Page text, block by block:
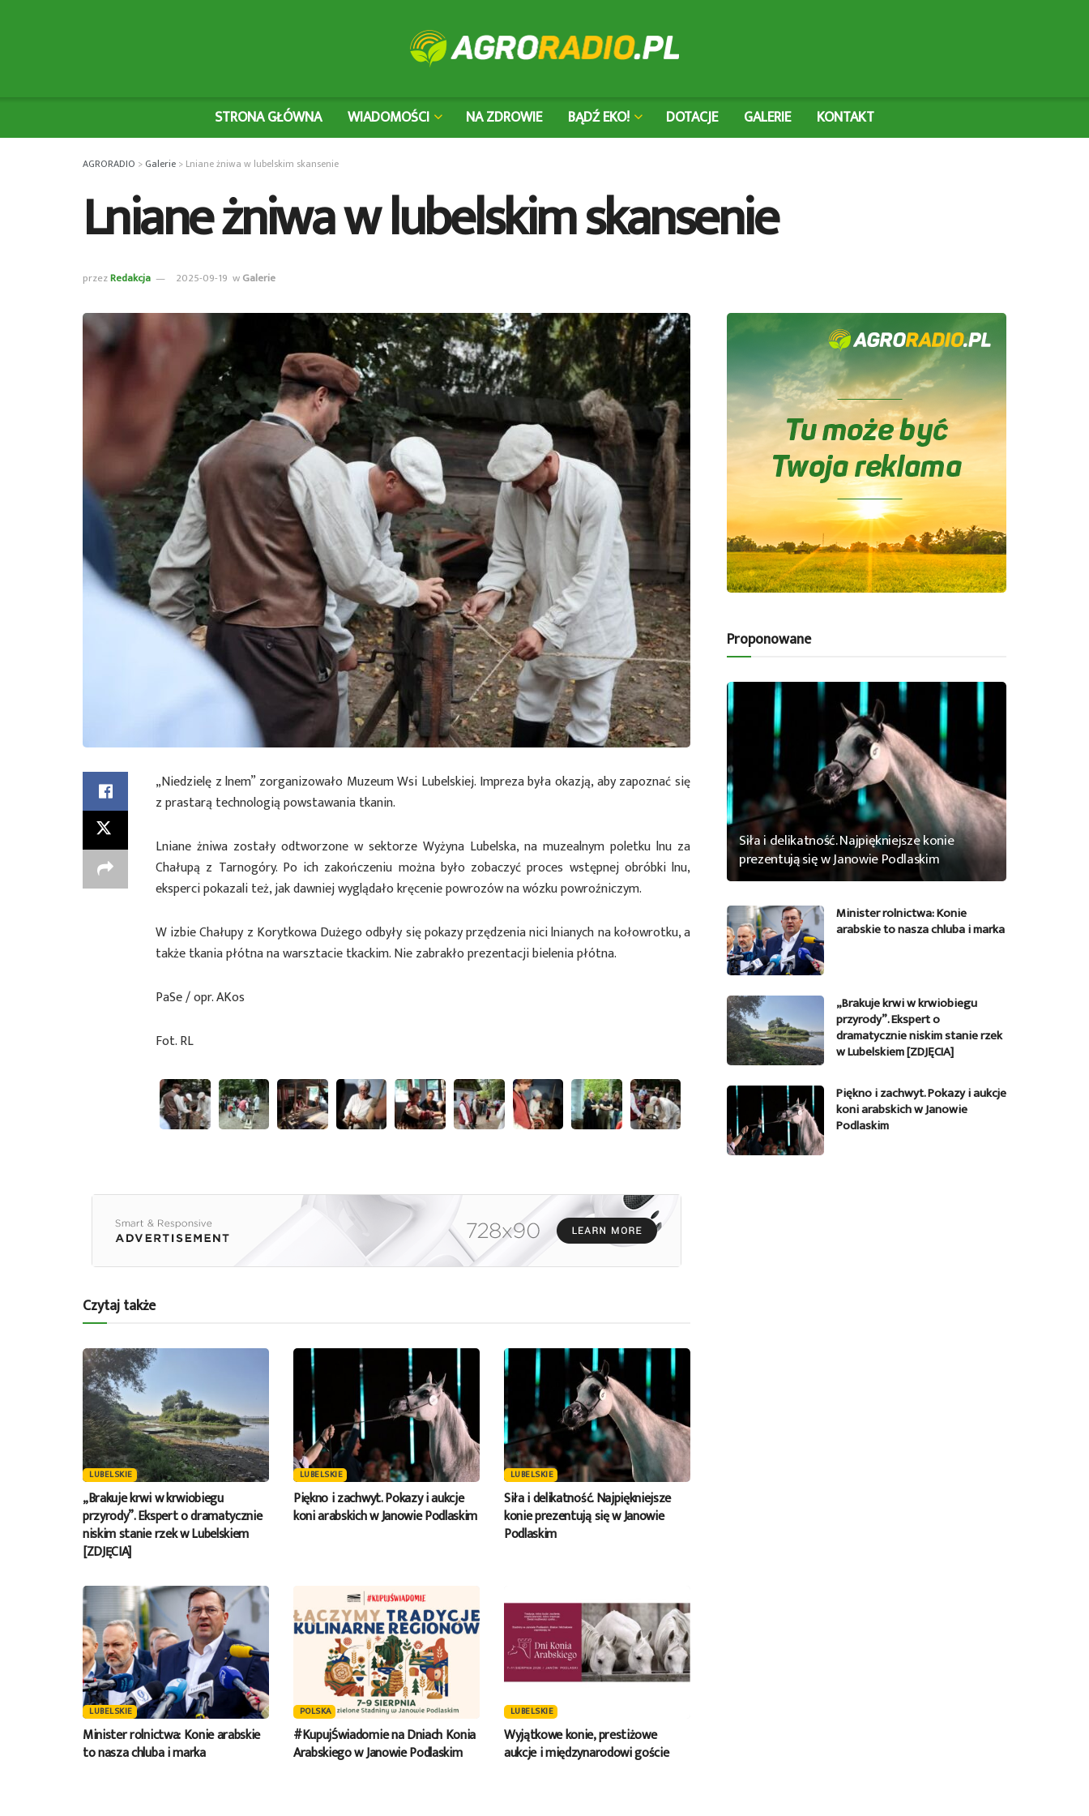
STRONA GŁÓWNA WIADOMOŚCI NA ZDROWIE BĄDŹ EKO! DOTACJE GALERIE KONTAKT
AGRORADIO > Galerie > Lniane żniwa w lubelskim skansenie
Lniane żniwa w lubelskim skansenie
przezRedakcja 2025-09-19 wGalerie
„Niedzielę z lnem” zorganizowało Muzeum Wsi Lubelskiej. Impreza była okazją, aby zapoznać się
z prastarą technologią powstawania tkanin.
Lniane żniwa zostały odtworzone w sektorze Wyżyna Lubelska, na muzealnym poletku lnu za
Chałupą z Tarnogóry. Po ich zakończeniu można było zobaczyć proces wstępnej obróbki lnu,
eksperci pokazali też, jak dawniej wyglądało kręcenie powrozów na wózku powroźniczym.
W izbie Chałupy z Korytkowa Dużego odbyły się pokazy przędzenia nici lnianych na kołowrotku, a
także tkania płótna na warsztacie tkackim. Nie zabrakło prezentacji bielenia płótna.
PaSe / opr. AKos
Fot. RL
Czytaj także
LUBELSKIE
„Brakuje krwi w krwiobiegu
przyrody”. Ekspert o dramatycznie
niskim stanie rzek w Lubelskiem
[ZDJĘCIA]
LUBELSKIE
Piękno i zachwyt. Pokazy i aukcje
koni arabskich w Janowie Podlaskim
LUBELSKIE
Siła i delikatność. Najpiękniejsze
konie prezentują się w Janowie
Podlaskim
LUBELSKIE
Minister rolnictwa: Konie arabskie
to nasza chluba i marka
POLSKA
#KupujŚwiadomie na Dniach Konia
Arabskiego w Janowie Podlaskim
LUBELSKIE
Wyjątkowe konie, prestiżowe
aukcje i międzynarodowi goście
Proponowane
Siła i delikatność. Najpiękniejsze konie
prezentują się w Janowie Podlaskim
Minister rolnictwa: Konie
arabskie to nasza chluba i marka
„Brakuje krwi w krwiobiegu
przyrody”. Ekspert o
dramatycznie niskim stanie rzek
w Lubelskiem [ZDJĘCIA]
Piękno i zachwyt. Pokazy i aukcje
koni arabskich w Janowie
Podlaskim